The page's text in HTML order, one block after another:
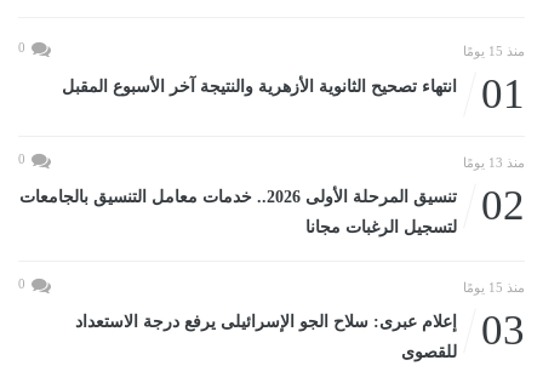
منذ 15 يومًا 0
01 انتهاء تصحيح الثانوية الأزهرية والنتيجة آخر الأسبوع المقبل
منذ 13 يومًا 0
02
تنسيق المرحلة الأولى 2026.. خدمات معامل التنسيق بالجامعات
لتسجيل الرغبات مجانا
منذ 15 يومًا 0
03
إعلام عبرى: سلاح الجو الإسرائيلى يرفع درجة الاستعداد
للقصوى